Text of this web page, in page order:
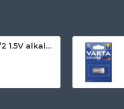
Duracell AAAA 1/2 1.5V alkalna baterija